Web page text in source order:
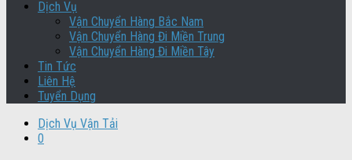
Dịch Vụ
Vận Chuyển Hàng Bắc Nam
Vận Chuyển Hàng Đi Miền Trung
Vận Chuyển Hàng Đi Miền Tây
Tin Tức
Liên Hệ
Tuyển Dụng
Dịch Vụ Vận Tải
0